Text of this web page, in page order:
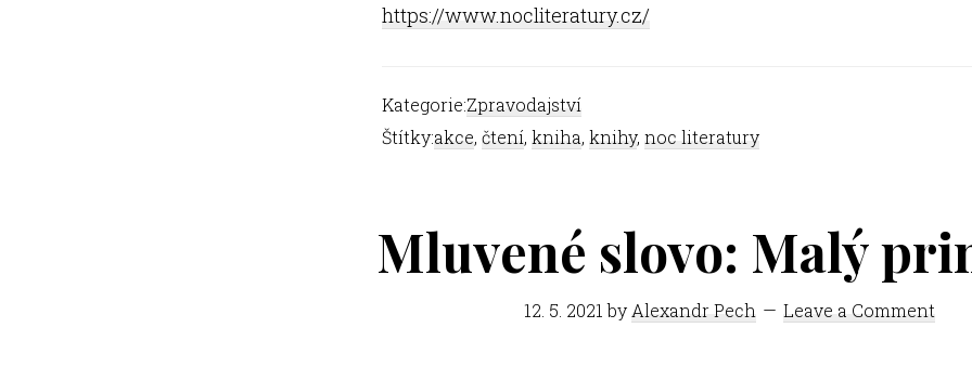
https://www.nocliteratury.cz/
Kategorie:Zpravodajství
Štítky:akce, čtení, kniha, knihy, noc literatury
Mluvené slovo: Malý
12. 5. 2021 by Alexandr Pech Leave a Comment